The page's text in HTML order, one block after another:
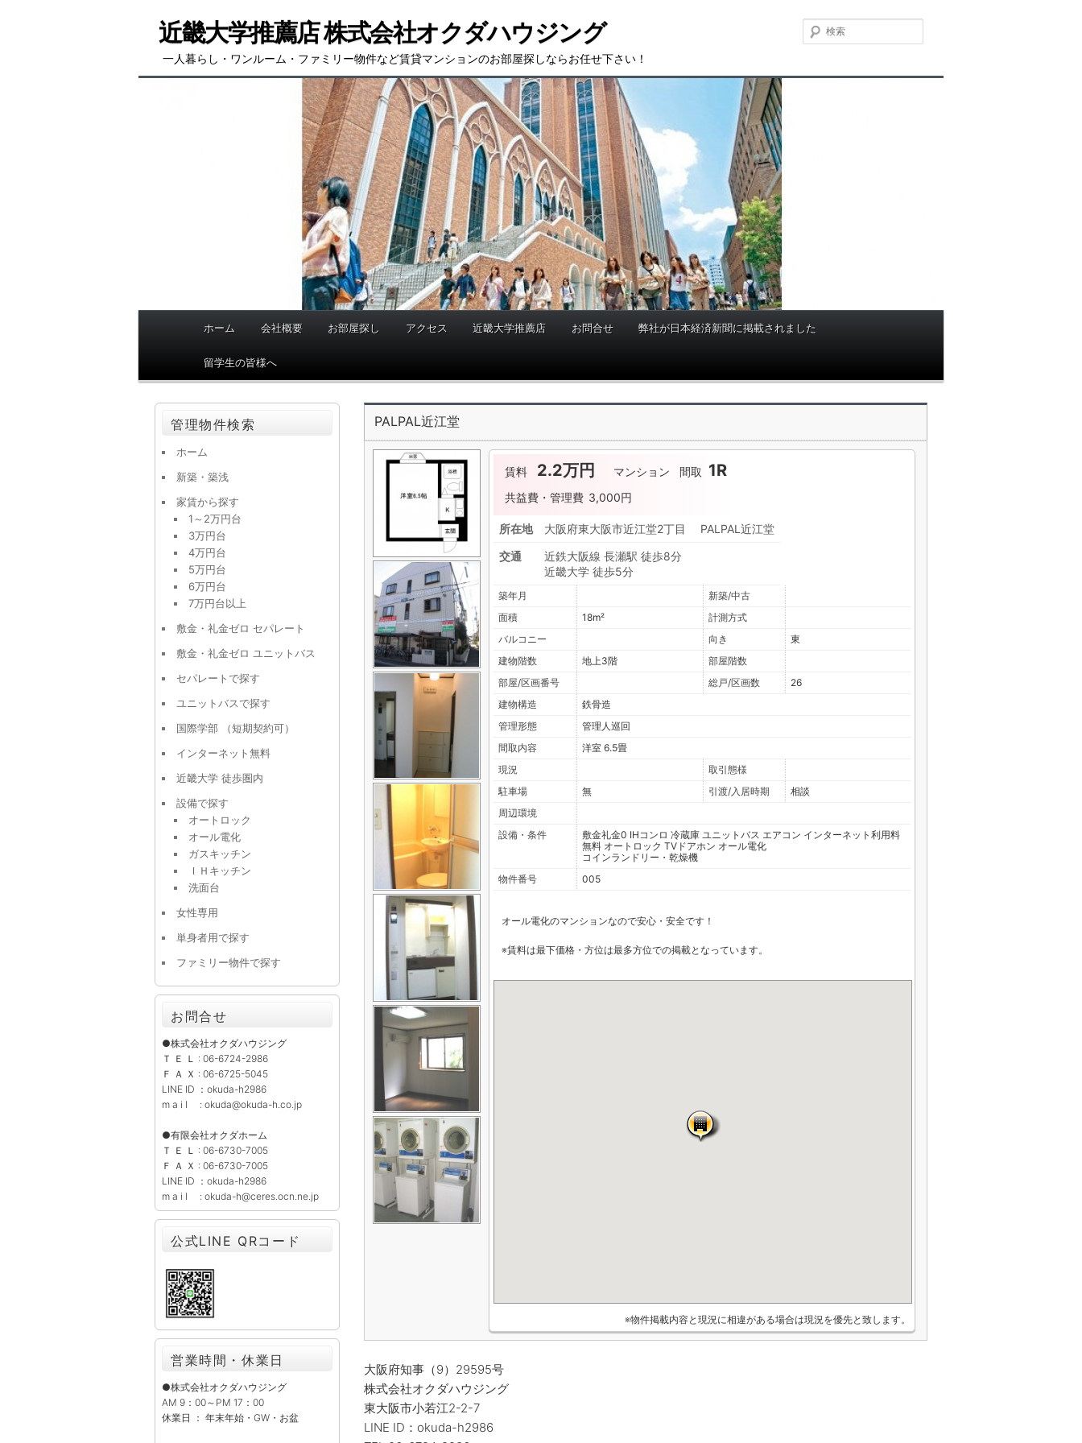
近畿大学推薦店 株式会社オクダハウジング
一人暮らし・ワンルーム・ファミリー物件など賃貸マンションのお部屋探しならお任せ下さい！
メ
ホーム 会社概要 お部屋探し アクセス 近畿大学推薦店 お問合せ 弊社が日本経済新聞に掲載されました
留学生の皆様へ
PALPAL近江堂
賃料 2.2万円 マンション 間取 1R
共益費・管理費 3,000円
所在地
大阪府東大阪市近江堂2丁目 PALPAL近江堂
交通
近鉄大阪線 長瀬駅 徒歩8分
近畿大学 徒歩5分
築年月
新築/中古
面積
18m²
計測方式
バルコニー
向き
東
建物階数
地上3階
部屋階数
部屋/区画番号
総戸/区画数
26
建物構造
鉄骨造
管理形態
管理人巡回
間取内容
洋室 6.5畳
現況
取引態様
駐車場
無 引渡/入居時期
相談
周辺環境
設備・条件
敷金礼金0 IHコンロ 冷蔵庫 ユニットバス エアコン インターネット利用料
無料 オートロック TVドアホン オール電化
コインランドリー・乾燥機
物件番号
005
オール電化のマンションなので安心・安全です！
※賃料は最下価格・方位は最多方位での掲載となっています。
※物件掲載内容と現況に相違がある場合は現況を優先と致します。
大阪府知事（9）29595号
株式会社オクダハウジング
東大阪市小若江2-2-7
LINE ID：okuda-h2986
管理物件検索
ホーム
新築・築浅
家賃から探す
1～2万円台
3万円台
4万円台
5万円台
6万円台
7万円台以上
敷金・礼金ゼロ セパレート
敷金・礼金ゼロ ユニットバス
セパレートで探す
ユニットバスで探す
国際学部 （短期契約可）
インターネット無料
近畿大学 徒歩圏内
設備で探す
オートロック
オール電化
ガスキッチン
ＩＨキッチン
洗面台
女性専用
単身者用で探す
ファミリー物件で探す
お問合せ
●株式会社オクダハウジング
Ｔ Ｅ Ｌ : 06-6724-2986
Ｆ Ａ Ｘ : 06-6725-5045
LINE ID ：okuda-h2986
m a i l : okuda@okuda-h.co.jp
●有限会社オクダホーム
Ｔ Ｅ Ｌ : 06-6730-7005
Ｆ Ａ Ｘ : 06-6730-7005
LINE ID ：okuda-h2986
m a i l : okuda-h@ceres.ocn.ne.jp
公式LINE QRコード
営業時間・休業日
●株式会社オクダハウジング
AM 9：00～PM 17：00
休業日 ： 年末年始・GW・お盆